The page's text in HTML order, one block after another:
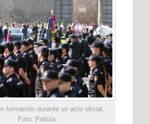
formación durante un acto oficial.
Foto: Policía.